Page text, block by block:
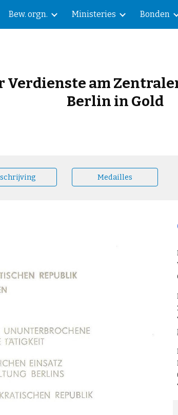
to main content
Bew. orgn. Ministeries Bonden
Verdienste am
Berlin in Gold
Medailles